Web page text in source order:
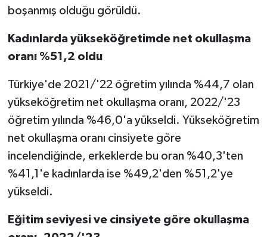
boşanmış olduğu görüldü.
Kadınlarda yükseköğretimde net okullaşma
oranı %51,2 oldu
Türkiye'de 2021/'22 öğretim yılında %44,7 olan
yükseköğretim net okullaşma oranı, 2022/'23
öğretim yılında %46,0'a yükseldi. Yükseköğretim
net okullaşma oranı cinsiyete göre
incelendiğinde, erkeklerde bu oran %40,3'ten
%41,1'e kadınlarda ise %49,2'den %51,2'ye
yükseldi.
Eğitim seviyesi ve cinsiyete göre okullaşma